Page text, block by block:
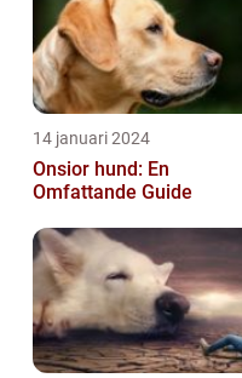
14 januari 2024
Onsior hund: En
Omfattande Guide